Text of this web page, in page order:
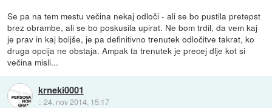
Se pa na tem mestu večina nekaj odloči - ali se bo pustila pretepst
brez obrambe, ali se bo poskusila upirat. Ne bom trdil, da vem kaj
je prav in kaj boljše, je pa definitivno trenutek odločitve takrat, ko
druga opcija ne obstaja. Ampak ta trenutek je precej dlje kot si
večina misli...
krneki0001
::24. nov 2014, 15:17